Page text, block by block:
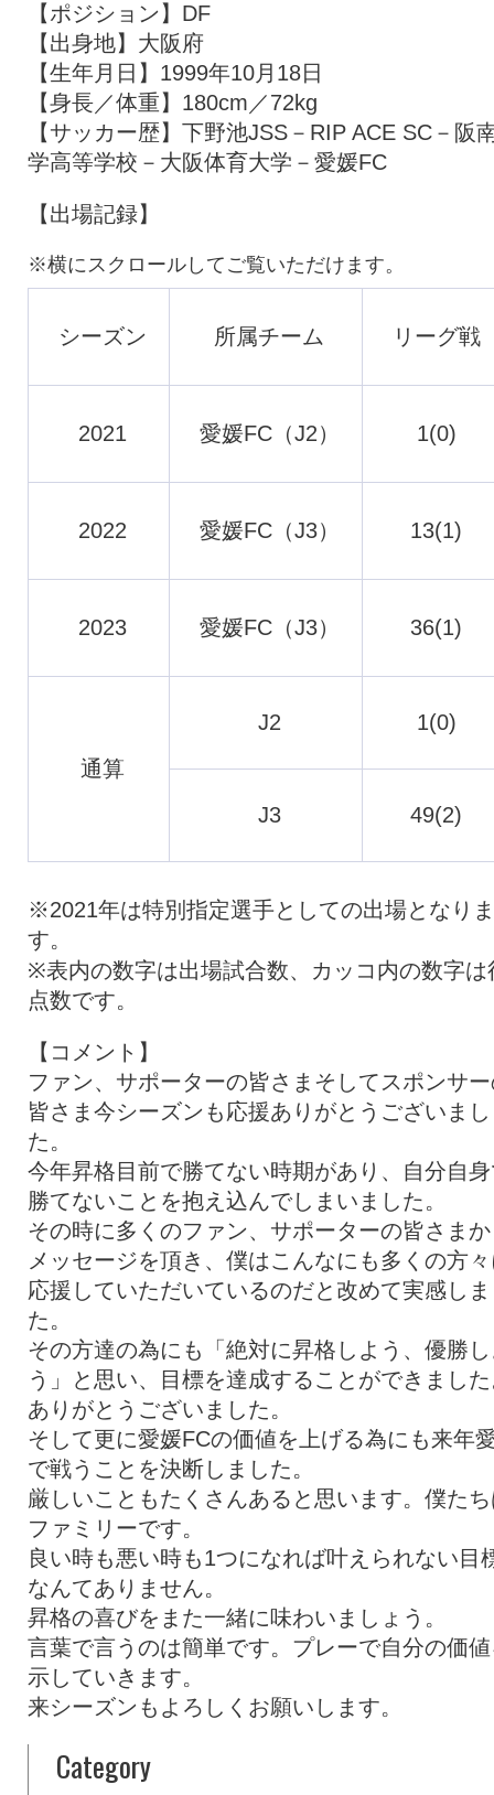
【ポジション】DF
【出身地】大阪府
【生年月日】1999年10月18日
【身長／体重】180cm／72kg
【サッカー歴】下野池JSS－RIP ACE SC－阪
学高等学校－大阪体育大学－愛媛FC
【出場記録】
シーズン 所属チーム リーグ戦
2021 愛媛FC（J2） 1(0)
2022 愛媛FC（J3） 13(1)
2023 愛媛FC（J3） 36(1)
通算
J2 1(0)
J3 49(2)
※2021年は特別指定選手としての出場となりま
す。
※表内の数字は出場試合数、カッコ内の数字は
点数です。
【コメント】
ファン、サポーターの皆さまそしてスポンサ
皆さま今シーズンも応援ありがとうございまし
た。
今年昇格目前で勝てない時期があり、自分自
勝てないことを抱え込んでしまいました。
その時に多くのファン、サポーターの皆さま
メッセージを頂き、僕はこんなにも多くの方
応援していただいているのだと改めて実感し
た。
その方達の為にも「絶対に昇格しよう、優勝
う」と思い、目標を達成することができまし
ありがとうございました。
そして更に愛媛FCの価値を上げる為にも来年
で戦うことを決断しました。
厳しいこともたくさんあると思います。僕た
ファミリーです。
良い時も悪い時も1つになれば叶えられない目
なんてありません。
昇格の喜びをまた一緒に味わいましょう。
言葉で言うのは簡単です。プレーで自分の価
示していきます。
来シーズンもよろしくお願いします。
Category